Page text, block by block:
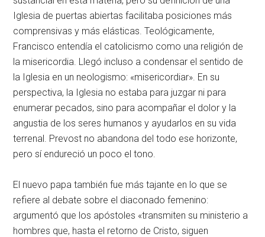
Iglesia de puertas abiertas facilitaba posiciones más
comprensivas y más elásticas. Teológicamente,
Francisco entendía el catolicismo como una religión de
la misericordia. Llegó incluso a condensar el sentido de
la Iglesia en un neologismo: «misericordiar». En su
perspectiva, la Iglesia no estaba para juzgar ni para
enumerar pecados, sino para acompañar el dolor y la
angustia de los seres humanos y ayudarlos en su vida
terrenal. Prevost no abandona del todo ese horizonte,
pero sí endureció un poco el tono.
El nuevo papa también fue más tajante en lo que se
refiere al debate sobre el diaconado femenino:
argumentó que los apóstoles «transmiten su ministerio a
hombres que, hasta el retorno de Cristo, siguen